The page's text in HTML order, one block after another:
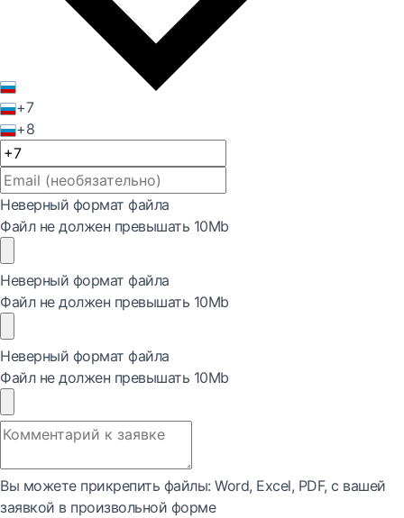
+7
+8
Неверный формат файла
Файл не должен превышать 10Mb
Неверный формат файла
Файл не должен превышать 10Mb
Неверный формат файла
Файл не должен превышать 10Mb
Вы можете прикрепить файлы: Word, Exсel, PDF, с вашей
заявкой в произвольной форме